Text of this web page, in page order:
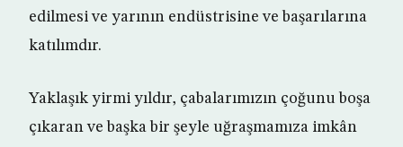
edilmesi ve yarının endüstrisine ve başarılarına
katılımdır.
Yaklaşık yirmi yıldır, çabalarımızın çoğunu boşa
çıkaran ve başka bir şeyle uğraşmamıza imkân